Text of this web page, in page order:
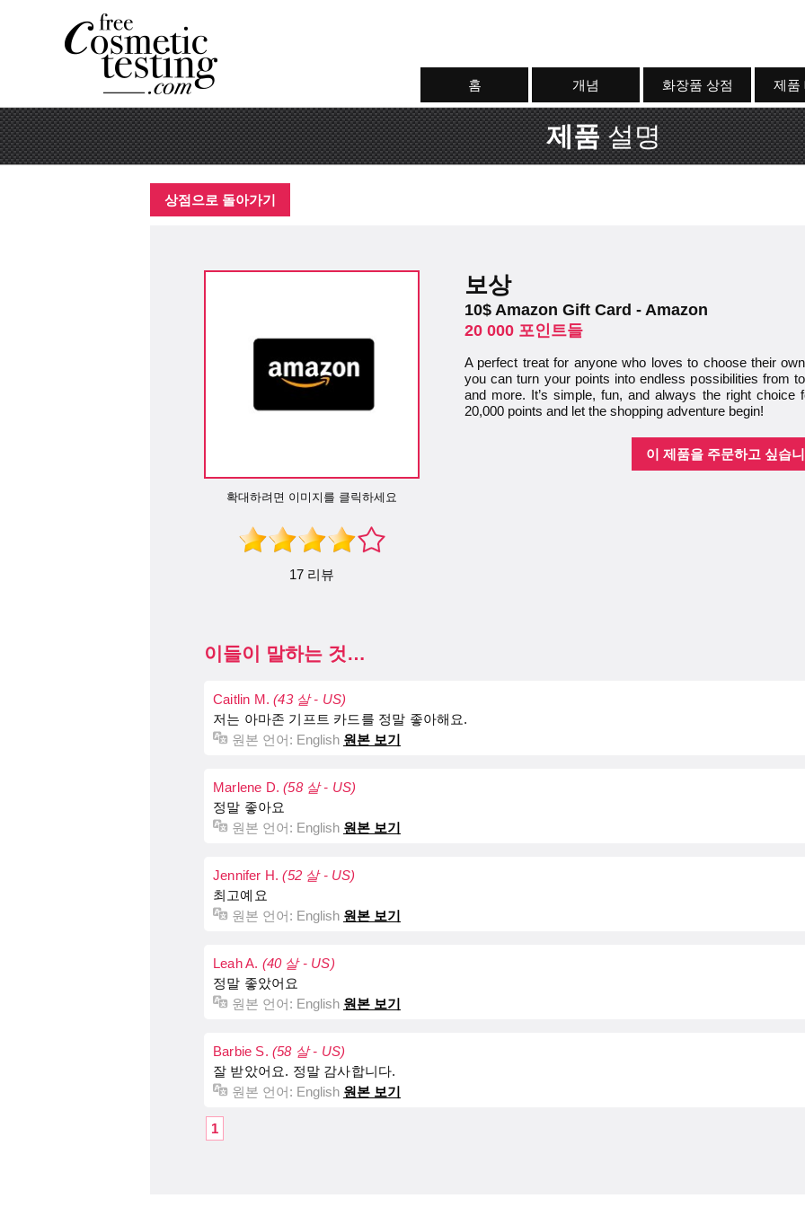
홈 개념 화장품 상점 제품
제품설명
상점으로 돌아가기
확대하려면 이미지를 클릭하세요
17 리뷰
보상
10$ Amazon Gift Card - Amazon
20 000 포인트들
A perfect treat for anyone who loves to choose their
you can turn your points into endless possibilities from
and more. It’s simple, fun, and always the right choice
20,000 points and let the shopping adventure begin!
이 제품을 주문하고 싶습
이들이 말하는 것…
Caitlin M.(43 살 - US)
저는 아마존 기프트 카드를 정말 좋아해요.
원본 언어: English 원본 보기
Marlene D.(58 살 - US)
정말 좋아요
원본 언어: English 원본 보기
Jennifer H.(52 살 - US)
최고예요
원본 언어: English 원본 보기
Leah A. (40 살 - US)
정말 좋았어요
원본 언어: English 원본 보기
Barbie S. (58 살 - US)
잘 받았어요. 정말 감사합니다.
원본 언어: English 원본 보기
1